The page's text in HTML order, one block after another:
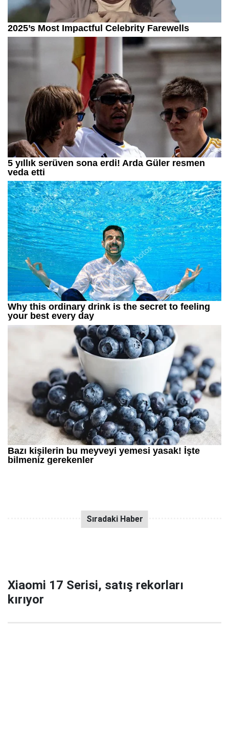
Xiaomi 17 Serisi, satış rekorları
kırıyor